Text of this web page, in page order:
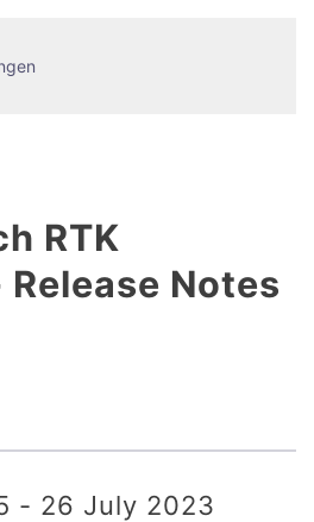
RTK
Notes
- 26 July 2023